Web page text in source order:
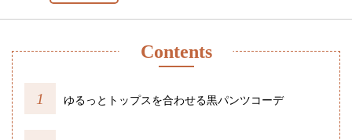
Contents
ゆるっとトップスを合わせる黒パンツコーデ